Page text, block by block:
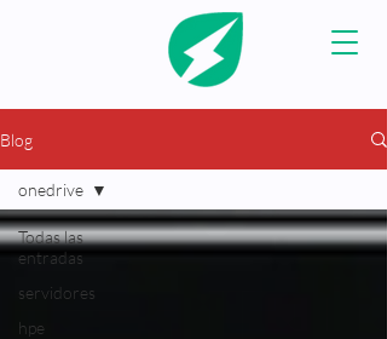
Blog
Todas las
entradas
servidores
hpe
onedrive